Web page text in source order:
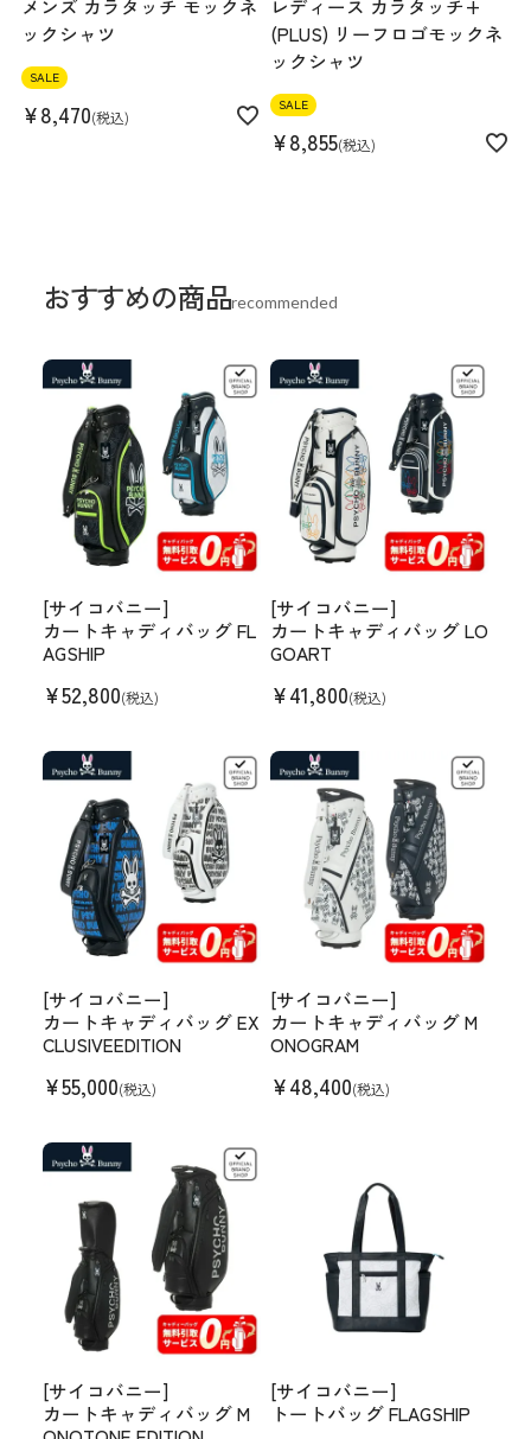
メンズ カラタッチ モックネ
ックシャツ
SALE
¥8,470 税込
レディース カラタッチ+
(PLUS) リーフロゴモックネ
ックシャツ
SALE
¥8,855 税込
おすすめの商品recommended
[サイコバニー]
カートキャディバッグ FL
AGSHIP
¥52,800(税込)
[サイコバニー]
カートキャディバッグ LO
GOART
¥41,800(税込)
[サイコバニー]
カートキャディバッグ EX
CLUSIVEEDITION
¥55,000(税込)
[サイコバニー]
カートキャディバッグ M
ONOGRAM
¥48,400(税込)
[サイコバニー]
カートキャディバッグ M
[サイコバニー]
トートバッグ FLAGSHIP